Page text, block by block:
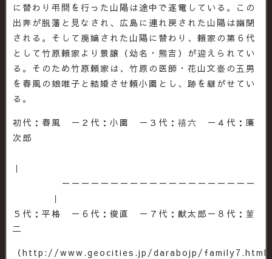
に替わり弔問を行った山陽は途中で逐電している。この
出奔が脱藩と見なされ、広島に連れ戻された山陽は幽閉
される。そして廃嫡された山陽に替わり、頼家の第６代
として竹原頼家より景譲（幼名・熊吉）が迎えられてい
る。そのため竹原頼家は、竹原の医師・花山文臺の五男
を春風の娘唯子と結婚させ頼小園とし、跡を継がせてい
る。
初代：春風 －２代：小園 －３代：禧六 －４代：廉
次郎
｜
－－－－－－－－－－－－－－－－－－－－
｜
５代：平格 －６代：俊直 －７代：猷太郎－８代：菫
二
（http://www.geocities.jp/darabojp/family7.html